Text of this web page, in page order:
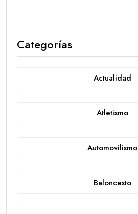
Categorías
Actualidad
Atletismo
Automovilismo
Baloncesto